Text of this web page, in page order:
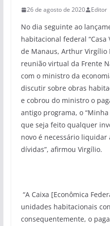
26 de agosto de 2020 Editor
No dia seguinte ao
habitacional federal
de Manaus, Arthur
reunião virtual da Frente
com o ministro da
discutir sobre obras
e cobrou do ministro o
antigo programa, o “Minha
que seja feito qualquer
novo é necessário liquidar
dívidas”, afirmou Virgílio.
“A Caixa [Econômica
unidades habitacionais
consequentemente, o